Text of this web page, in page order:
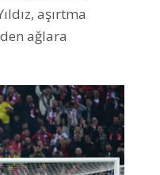
aşırtma
ağlara